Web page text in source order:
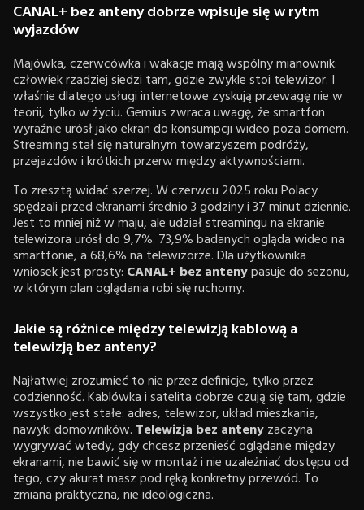
CANAL+ bez anteny dobrze wpisuje się w rytm
wyjazdów
Majówka, czerwcówka i wakacje mają wspólny mianownik:
człowiek rzadziej siedzi tam, gdzie zwykle stoi telewizor. I
właśnie dlatego usługi internetowe zyskują przewagę nie w
teorii, tylko w życiu. Gemius zwraca uwagę, że smartfon
wyraźnie urósł jako ekran do konsumpcji wideo poza domem.
Streaming stał się naturalnym towarzyszem podróży,
przejazdów i krótkich przerw między aktywnościami.
To zresztą widać szerzej. W czerwcu 2025 roku Polacy
spędzali przed ekranami średnio 3 godziny i 37 minut dziennie.
Jest to mniej niż w maju, ale udział streamingu na ekranie
telewizora urósł do 9,7%. 73,9% badanych ogląda wideo na
smartfonie, a 68,6% na telewizorze. Dla użytkownika
wniosek jest prosty: CANAL+ bez antenypasuje do sezonu,
w którym plan oglądania robi się ruchomy.
Jakie są różnice między telewizją kablową a
telewizją bez anteny?
Najłatwiej zrozumieć to nie przez definicje, tylko przez
codzienność. Kablówka i satelita dobrze czują się tam, gdzie
wszystko jest stałe: adres, telewizor, układ mieszkania,
nawyki domowników. Telewizja bez antenyzaczyna
wygrywać wtedy, gdy chcesz przenieść oglądanie między
ekranami, nie bawić się w montaż i nie uzależniać dostępu od
tego, czy akurat masz pod ręką konkretny przewód. To
zmiana praktyczna, nie ideologiczna.